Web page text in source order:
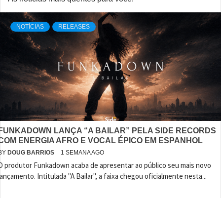
NOTÍCIAS RELEASES
LANÇA “A BAILAR” PELA SIDE RECORDS
ENERGIA AFRO E VOCAL ÉPICO EM ESPANHOL
DOUG BARRIOS 1 SEMANA AGO
produtor Funkadown acaba de apresentar ao público seu mais novo
Intitulada "A Bailar", a faixa chegou oficialmente nesta...